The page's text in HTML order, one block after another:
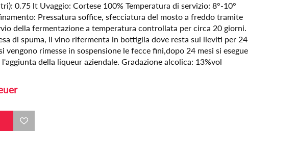
0.75 lt Uvaggio: Cortese 100% Temperatura di servizio: 8°-10°
Pressatura soffice, sfecciatura del mosto a freddo tramite
della fermentazione a temperatura controllata per circa 20 giorni.
di spuma, il vino rifermenta in bottiglia dove resta sui lieviti per 24
vengono rimesse in sospensione le fecce fini,dopo 24 mesi si esegue
della liqueur aziendale. Gradazione alcolica: 13%vol